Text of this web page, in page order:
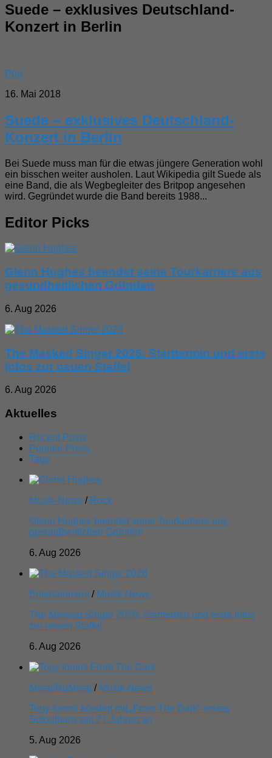
Suede – exklusives Deutschland-
Konzert in Berlin
Pop
16. Mai 2018
Suede – exklusives Deutschland-
Konzert in Berlin
Bei Suede muss man für die etwas jüngere Generation wohl
ein bisschen weiter ausholen. Laut Wikipedia gilt Suede als
eine Band, die als Wegbegleiter des Britpop angesehen
wird. Gegründet wurde die Band bereits 1988...
Editor Picks
Glenn Hughes beendet seine Tourkarriere aus
gesundheitlichen Gründen
6. Aug 2026
The Masked Singer 2026: Starttermin und erste
Infos zur neuen Staffel
6. Aug 2026
Aktuelles
Recent Posts
Popular Posts
Tags
Musik-News / Rock
Glenn Hughes beendet seine Tourkarriere aus
gesundheitlichen Gründen
6. Aug 2026
Entertainment / Musik-News
The Masked Singer 2026: Starttermin und erste Infos
zur neuen Staffel
6. Aug 2026
Metal/NuMetal / Musik-News
Tony Iommi kündigt mit „From The Dark“ erstes
Soloalbum seit 21 Jahren an
5. Aug 2026